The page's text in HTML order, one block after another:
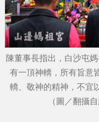
陳董事長指出，白沙屯
有一頂神轎，所有旨意
轎、敬神的精神，不宜
（圖／翻攝